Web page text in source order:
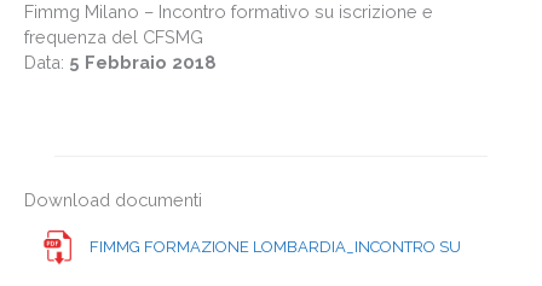
Fimmg Milano – Incontro formativo su iscrizione e
frequenza del CFSMG
Data: 5 Febbraio 2018
Download documenti
FIMMG FORMAZIONE LOMBARDIA_INCONTRO SU